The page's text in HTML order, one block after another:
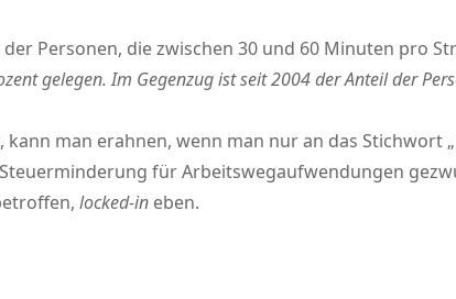
der Personen, die zwischen 30 und 60 Minuten pro
gelegen. Im Gegenzug ist seit 2004 der Anteil der
man erahnen, wenn man nur an das Stichwort
für Arbeitswegaufwendungen
locked-in eben.